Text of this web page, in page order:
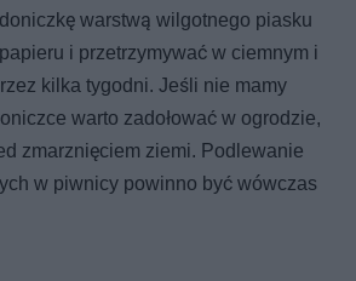
warstwą wilgotnego piasku
i przetrzymywać w ciemnym i
kilka tygodni. Jeśli nie mamy
warto zadołować w ogrodzie,
zmarznięciem ziemi. Podlewanie
w piwnicy powinno być wówczas